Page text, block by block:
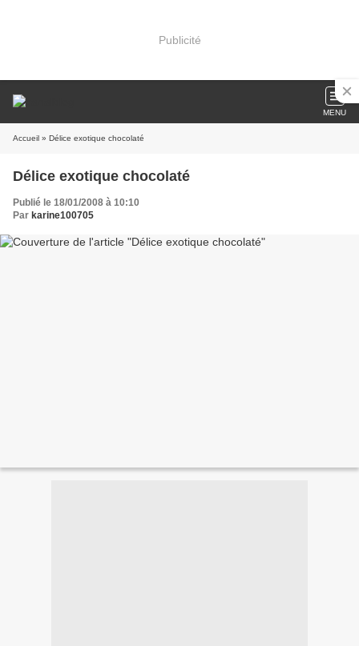
Publicité
MENU
Accueil » Délice exotique chocolaté
Délice exotique chocolaté
Publié le 18/01/2008 à 10:10
Par karine100705